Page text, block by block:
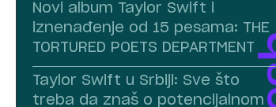
Novi album Taylor Swift i
iznenađenje od 15 pesama: THE
TORTURED POETS DEPARTMENT
Taylor Swift u Srbiji: Sve što
treba da znaš o potencijalnom